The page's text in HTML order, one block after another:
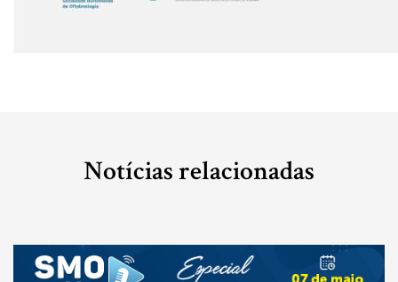
Notícias relacionadas